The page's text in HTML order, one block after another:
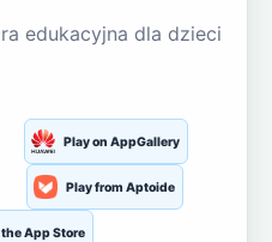
edukacyjna dla dzieci
Play on AppGallery
Play from Aptoide
App Store